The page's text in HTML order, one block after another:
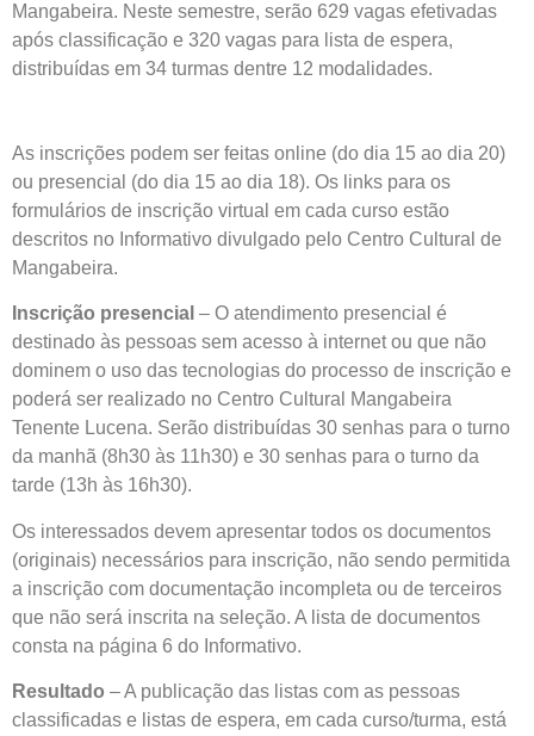
Mangabeira. Neste semestre, serão 629 vagas efetivadas
após classificação e 320 vagas para lista de espera,
distribuídas em 34 turmas dentre 12 modalidades.
As inscrições podem ser feitas online (do dia 15 ao dia 20)
ou presencial (do dia 15 ao dia 18). Os links para os
formulários de inscrição virtual em cada curso estão
descritos no Informativo divulgado pelo Centro Cultural de
Mangabeira.
Inscrição presencial – O atendimento presencial é
destinado às pessoas sem acesso à internet ou que não
dominem o uso das tecnologias do processo de inscrição e
poderá ser realizado no Centro Cultural Mangabeira
Tenente Lucena. Serão distribuídas 30 senhas para o turno
da manhã (8h30 às 11h30) e 30 senhas para o turno da
tarde (13h às 16h30).
Os interessados devem apresentar todos os documentos
(originais) necessários para inscrição, não sendo permitida
a inscrição com documentação incompleta ou de terceiros
que não será inscrita na seleção. A lista de documentos
consta na página 6 do Informativo.
Resultado – A publicação das listas com as pessoas
classificadas e listas de espera, em cada curso/turma, está